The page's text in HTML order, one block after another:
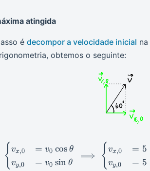
atingida
é decompor a velocidade inicial
obtemos o seguinte:
{ vx,0
vy,0
= v0 cos θ
= v0 sin θ
⟹ { vx,0
vy,0
= 5
= 5